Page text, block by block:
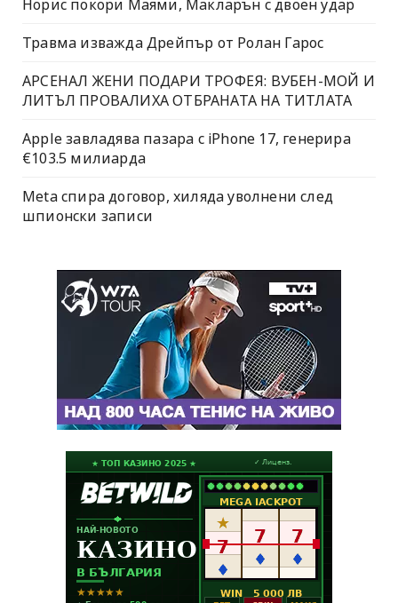
Норис покори Маями, Макларън с двоен удар
Травма изважда Дрейпър от Ролан Гарос
АРСЕНАЛ ЖЕНИ ПОДАРИ ТРОФЕЯ: ВУБЕН-МОЙ И
ЛИТЪЛ ПРОВАЛИХА ОТБРАНАТА НА ТИТЛАТА
Apple завладява пазара с iPhone 17, генерира
€103.5 милиарда
Meta спира договор, хиляда уволнени след
шпионски записи